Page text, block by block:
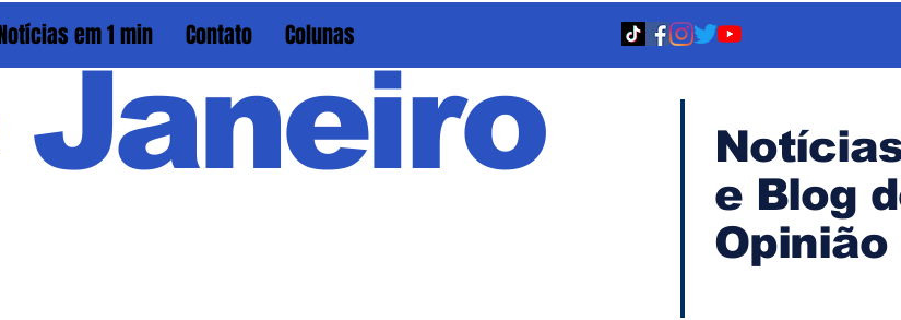
em 1 min Contato Colunas
Janeiro
e Blog
Opinião